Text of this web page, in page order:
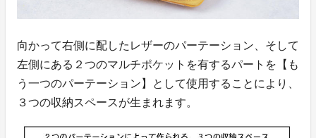
向かって右側に配したレザーのパーテーション、そして
左側にある２つのマルチポケットを有するパートを【も
う一つのパーテーション】として使用することにより、
３つの収納スペースが生まれます。